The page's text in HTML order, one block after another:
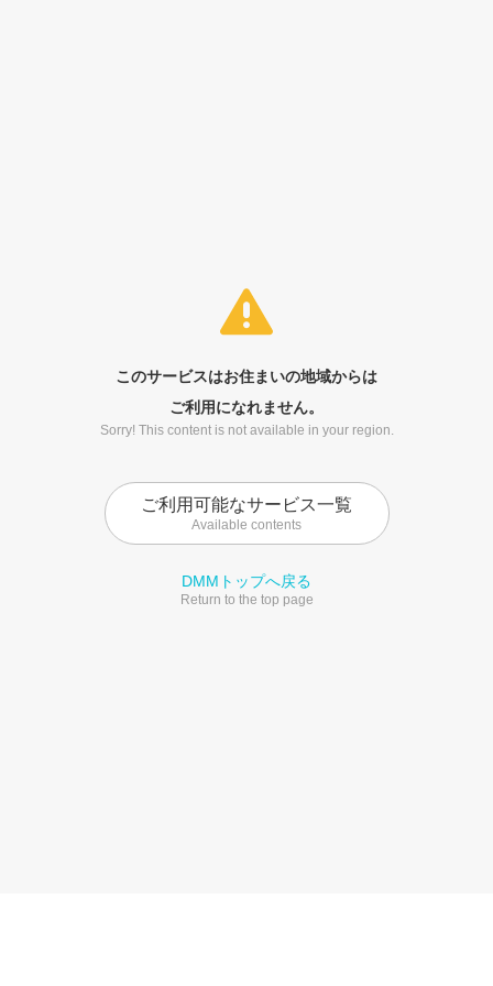
このサービスはお住まいの地域からは
ご利用になれません。
Sorry! This content is not available in your region.
ご利用可能なサービス一覧
Available contents
DMMトップへ戻る
Return to the top page